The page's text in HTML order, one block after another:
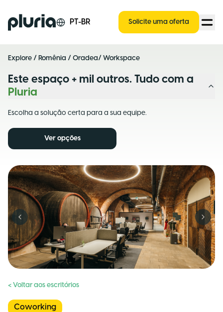
Logo Pluria PT-BR Solicite uma oferta
Explore / Romênia / Oradea/ Workspace
Este espaço + mil outros. Tudo com a
Pluria
Escolha a solução certa para a sua equipe.
Ver opções
Previous slide Next
< Voltar aos escritórios
Coworking